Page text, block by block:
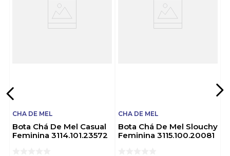
linha dedicada a calçados femininos que combinam
estilo, qualidade e preços acessíveis. A marca foca
em oferecer peças versáteis, perfeitas para o dia a
CHA DE MEL
Bota Chá De Mel Casual
Feminina 3114.101.23572
CHA DE MEL
Bota Chá De Mel Slouchy
Feminina 3115.100.20081